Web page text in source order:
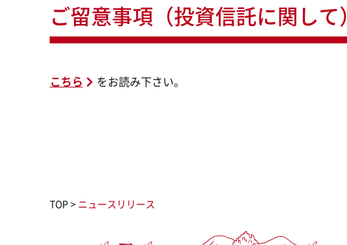
ご留意事項（投資信託に関して）
こちら をお読み下さい。
TOP > ニュースリリース